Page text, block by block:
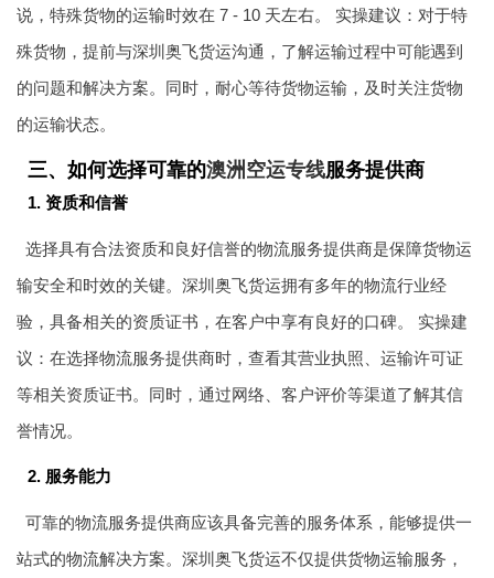
说，特殊货物的运输时效在 7 - 10 天左右。 实操建议：对于特
殊货物，提前与深圳奥飞货运沟通，了解运输过程中可能遇到
的问题和解决方案。同时，耐心等待货物运输，及时关注货物
的运输状态。
三、如何选择可靠的澳洲空运专线服务提供商
1. 资质和信誉
选择具有合法资质和良好信誉的物流服务提供商是保障货物运
输安全和时效的关键。深圳奥飞货运拥有多年的物流行业经
验，具备相关的资质证书，在客户中享有良好的口碑。 实操建
议：在选择物流服务提供商时，查看其营业执照、运输许可证
等相关资质证书。同时，通过网络、客户评价等渠道了解其信
誉情况。
2. 服务能力
可靠的物流服务提供商应该具备完善的服务体系，能够提供一
站式的物流解决方案。深圳奥飞货运不仅提供货物运输服务，